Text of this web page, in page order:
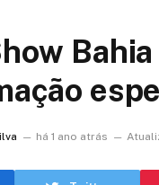
há 1 ano atrás